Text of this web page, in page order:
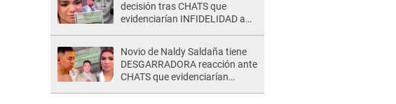
decisión tras CHATS que
evidenciarían INFIDELIDAD a
Novio de Naldy Saldaña tiene
DESGARRADORA reacción ante
CHATS que evidenciarían